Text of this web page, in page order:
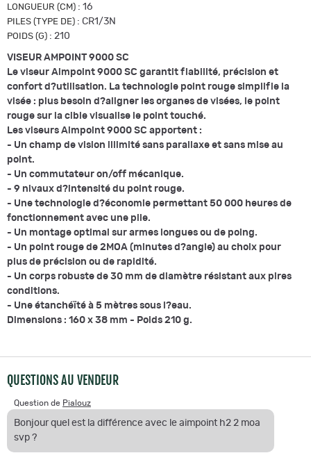
LONGUEUR (CM) : 16
PILES (TYPE DE) : CR1/3N
POIDS (G) : 210
VISEUR AMPOINT 9000 SC
Le viseur Aimpoint 9000 SC garantit fiabilité, précision et
confort d?utilisation. La technologie point rouge simplifie la
visée : plus besoin d?aligner les organes de visées, le point
rouge sur la cible visualise le point touché.
Les viseurs Aimpoint 9000 SC apportent :
- Un champ de vision illimité sans parallaxe et sans mise au
point.
- Un commutateur on/off mécanique.
- 9 nivaux d?intensité du point rouge.
- Une technologie d?économie permettant 50 000 heures de
fonctionnement avec une pile.
- Un montage optimal sur armes longues ou de poing.
- Un point rouge de 2MOA (minutes d?angle) au choix pour
plus de précision ou de rapidité.
- Un corps robuste de 30 mm de diamètre résistant aux pires
conditions.
- Une étanchéïté à 5 mètres sous l?eau.
Dimensions : 160 x 38 mm - Poids 210 g.
QUESTIONS AU VENDEUR
Question de Pialouz
Bonjour quel est la différence avec le aimpoint h2 2 moa
svp ?